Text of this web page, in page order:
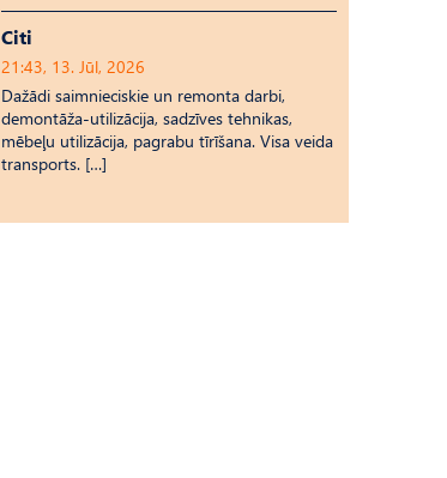
Citi
21:43, 13. Jūl, 2026
Dažādi saimnieciskie un remonta darbi,
demontāža-utilizācija, sadzīves tehnikas,
mēbeļu utilizācija, pagrabu tīrīšana. Visa veida
transports. […]